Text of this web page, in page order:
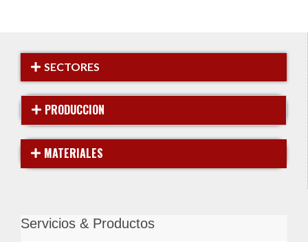
SECTORES
PRODUCCION
MATERIALES
Servicios & Productos